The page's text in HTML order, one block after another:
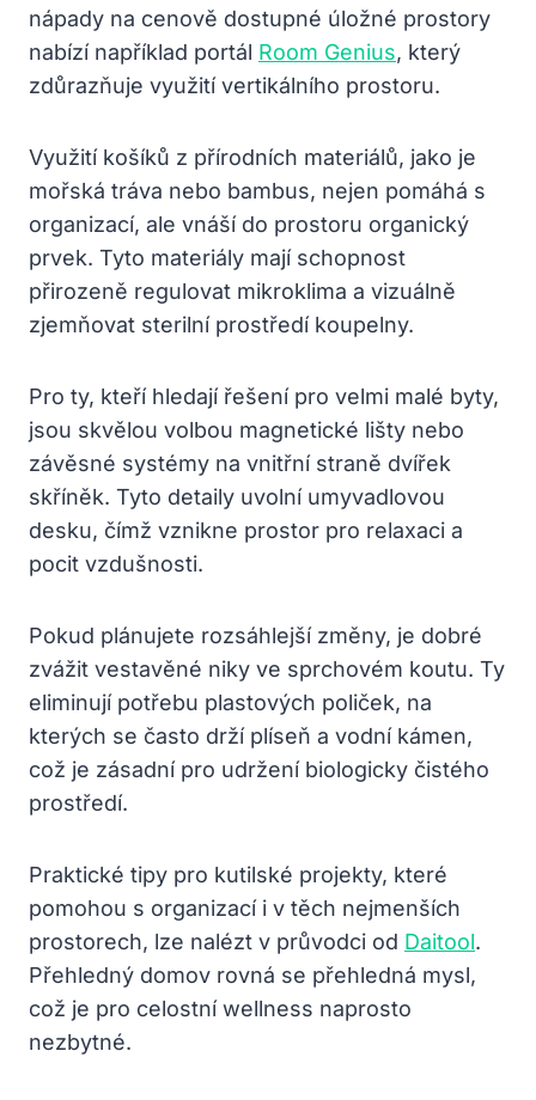
nápady na cenově dostupné úložné prostory
nabízí například portál Room Genius, který
zdůrazňuje využití vertikálního prostoru.
Využití košíků z přírodních materiálů, jako je
mořská tráva nebo bambus, nejen pomáhá s
organizací, ale vnáší do prostoru organický
prvek. Tyto materiály mají schopnost
přirozeně regulovat mikroklima a vizuálně
zjemňovat sterilní prostředí koupelny.
Pro ty, kteří hledají řešení pro velmi malé byty,
jsou skvělou volbou magnetické lišty nebo
závěsné systémy na vnitřní straně dvířek
skříněk. Tyto detaily uvolní umyvadlovou
desku, čímž vznikne prostor pro relaxaci a
pocit vzdušnosti.
Pokud plánujete rozsáhlejší změny, je dobré
zvážit vestavěné niky ve sprchovém koutu. Ty
eliminují potřebu plastových poliček, na
kterých se často drží plíseň a vodní kámen,
což je zásadní pro udržení biologicky čistého
prostředí.
Praktické tipy pro kutilské projekty, které
pomohou s organizací i v těch nejmenších
prostorech, lze nalézt v průvodci od Daitool.
Přehledný domov rovná se přehledná mysl,
což je pro celostní wellness naprosto
nezbytné.